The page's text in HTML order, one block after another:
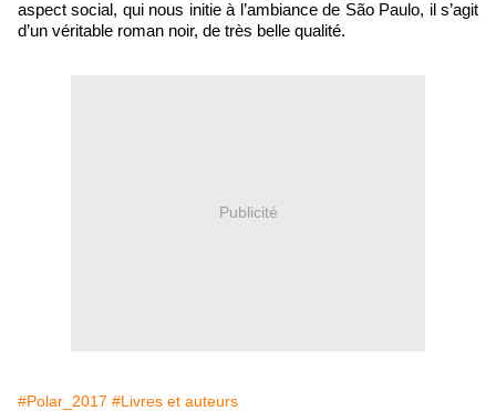
aspect social, qui nous initie à l’ambiance de São Paulo, il s’agit
d’un véritable roman noir, de très belle qualité.
Publicité
#Polar_2017 #Livres et auteurs